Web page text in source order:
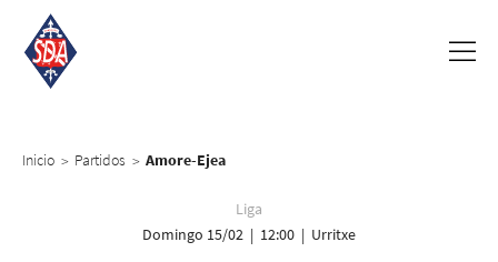
Inicio > Partidos > Amore-Ejea
Liga
Domingo 15/02 | 12:00 | Urritxe